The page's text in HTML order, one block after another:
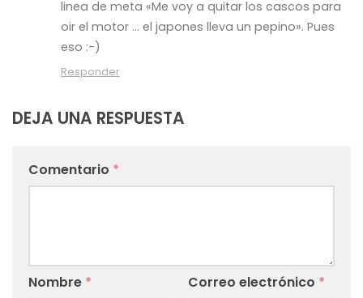
linea de meta «Me voy a quitar los cascos para
oir el motor … el japones lleva un pepino». Pues
eso :-)
Responder
DEJA UNA RESPUESTA
Comentario *
Nombre * Correo electrónico *